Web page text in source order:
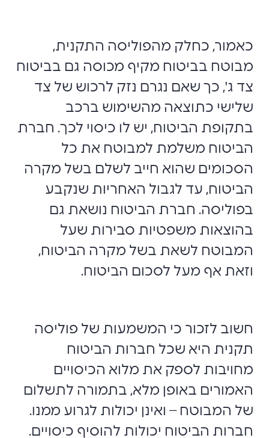
כאמור, כחלק מהפוליסה התקנית,
מבוטח בביטוח מקיף מכוסה גם בביטוח
צד ג', כך שאם נגרם נזק לרכוש של צד
שלישי כתוצאה מהשימוש ברכב
בתקופת הביטוח, יש לו כיסוי לכך. חברת
הביטוח משלמת למבוטח את כל
הסכומים שהוא חייב לשלם בשל מקרה
הביטוח, עד לגבול האחריות שנקבע
בפוליסה. חברת הביטוח נושאת גם
בהוצאות משפטיות סבירות שעל
המבוטח לשאת בשל מקרה הביטוח,
וזאת אף מעל לסכום הביטוח.
חשוב לזכור כי המשמעות של פוליסה
תקנית היא שכל חברות הביטוח
מחויבות לספק את מלוא הכיסויים
האמורים באופן מלא, בתמורה לתשלום
של המבוטח – ואינן יכולות לגרוע ממנו.
חברות הביטוח יכולות להוסיף כיסויים.